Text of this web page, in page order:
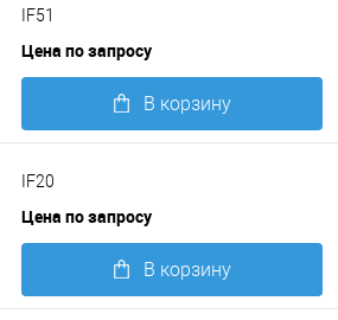
IF51
Цена по запросу
В корзину
IF20
Цена по запросу
В корзину